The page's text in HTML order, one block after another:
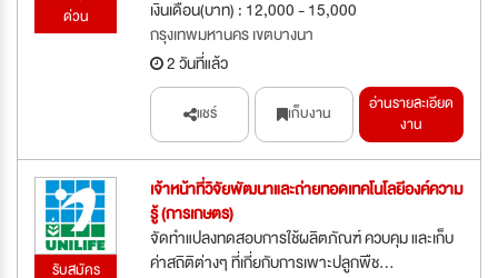
ด่วน
เงินเดือน(บาท) : 12,000 - 15,000
กรุงเทพมหานคร เขตบางนา
2 วันที่แล้ว
แชร์ เก็บงาน
อ่านรายละเอียด
งาน
รับสมัคร
เจ้าหน้าที่วิจัยพัฒนาและถ่ายทอดเทคโนโลยีองค์ความ
รู้ (การเกษตร)
จัดทำแปลงทดสอบการใช้ผลิตภัณฑ์ ควบคุม และเก็บ
ค่าสถิติต่างๆ ที่เกี่ยกับการเพาะปลูกพืช...